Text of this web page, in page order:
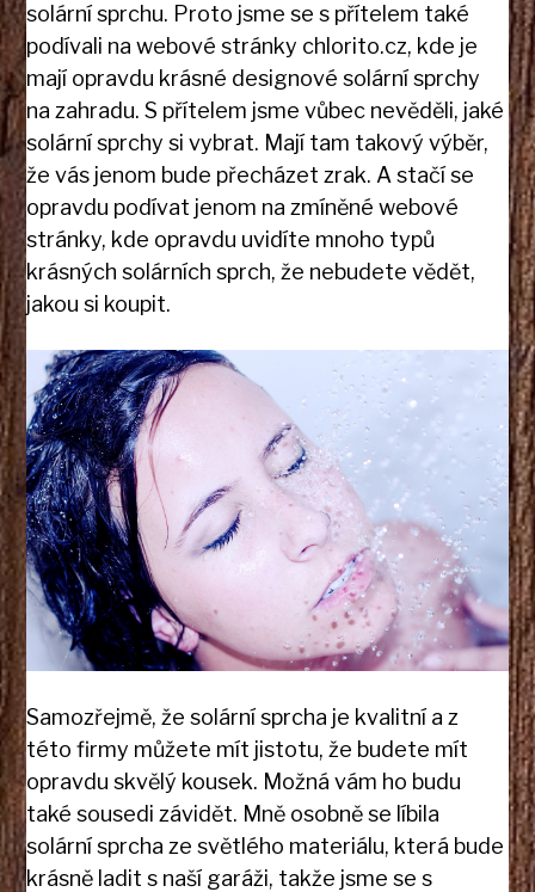
solární sprchu. Proto jsme se s přítelem také
podívali na webové stránky chlorito.cz, kde je
mají opravdu krásné designové solární sprchy
na zahradu. S přítelem jsme vůbec nevěděli, jaké
solární sprchy si vybrat. Mají tam takový výběr,
že vás jenom bude přecházet zrak. A stačí se
opravdu podívat jenom na zmíněné webové
stránky, kde opravdu uvidíte mnoho typů
krásných solárních sprch, že nebudete vědět,
jakou si koupit.
Samozřejmě, že solární sprcha je kvalitní a z
této firmy můžete mít jistotu, že budete mít
opravdu skvělý kousek. Možná vám ho budu
také sousedi závidět. Mně osobně se líbila
solární sprcha ze světlého materiálu, která bude
krásně ladit s naší garáži, takže jsme se s